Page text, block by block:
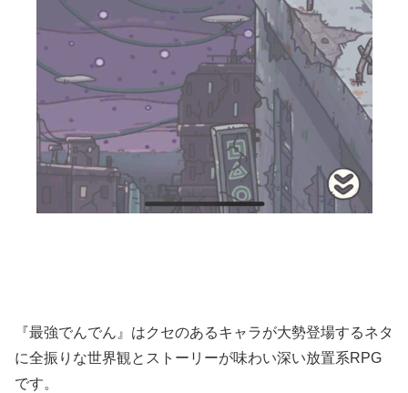
『最強でんでん』はクセのあるキャラが大勢登場するネタ
に全振りな世界観とストーリーが味わい深い放置系RPG
です。